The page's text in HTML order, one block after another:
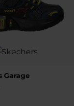
Garage